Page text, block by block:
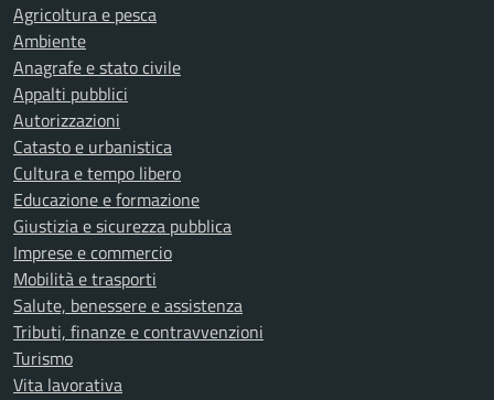
Agricoltura e pesca
Ambiente
Anagrafe e stato civile
Appalti pubblici
Autorizzazioni
Catasto e urbanistica
Cultura e tempo libero
Educazione e formazione
Giustizia e sicurezza pubblica
Imprese e commercio
Mobilità e trasporti
Salute, benessere e assistenza
Tributi, finanze e contravvenzioni
Turismo
Vita lavorativa